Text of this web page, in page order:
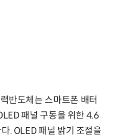
반도체는 스마트폰 배터
패널 구동을 위한 4.6
. OLED 패널 밝기 조절을